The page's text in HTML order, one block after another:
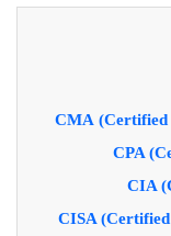
٤- شهادة مراجع نظم معلومات معتمد CISA (Certified